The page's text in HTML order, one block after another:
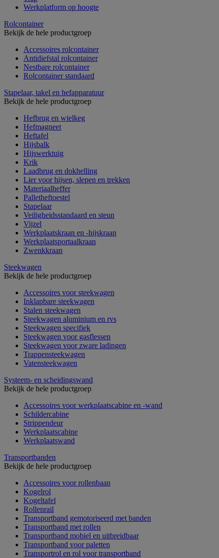
Werkplatform op hoogte
Rolcontainer
Bekijk de hele productgroep
Accessoires rolcontainer
Antidiefstal rolcontainer
Nestbare rolcontainer
Rolcontainer standaard
Stapelaar, takel en hefapparatuur
Bekijk de hele productgroep
Hefbrug en wielkeg
Hefmagneet
Heftafel
Hijsbalk
Hijswerktuig
Krik
Laadbrug en dokhelling
Lier voor hijsen, slepen en trekken
Materiaalheffer
Palletheftoestel
Stapelaar
Veiligheidsstandaard en steun
Vijzel
Werkplaatskraan en -hijskraan
Werkplaatsportaalkraan
Zwenkkraan
Steekwagen
Bekijk de hele productgroep
Accessoires voor steekwagen
Inklapbare steekwagen
Stalen steekwagen
Steekwagen aluminium en rvs
Steekwagen specifiek
Steekwagen voor gasflessen
Steekwagen voor zware ladingen
Trappensteekwagen
Vatensteekwagen
Systeem- en scheidingswand
Bekijk de hele productgroep
Accessoires voor werkplaatscabine en -wand
Schildercabine
Strippendeur
Werkplaatscabine
Werkplaatswand
Transportbanden
Bekijk de hele productgroep
Accessoires voor rollenbaan
Kogelrol
Kogeltafel
Rollenrail
Transportband gemotoriseerd met banden
Transportband met rollen
Transportband mobiel en uitbreidbaar
Transportband voor paletten
Transportrol en rol voor transportband